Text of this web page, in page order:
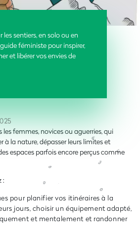
les sentiers, en solo ou en
féministe pour inspirer,
et libérer vos envies de
les femmes, novices ou aguerries, qui
à la nature, dépasser leurs limites et
espaces parfois encore perçus comme
:
pour planifier vos itinéraires à la
jours, choisir un équipement adapté,
et mentalement et randonner